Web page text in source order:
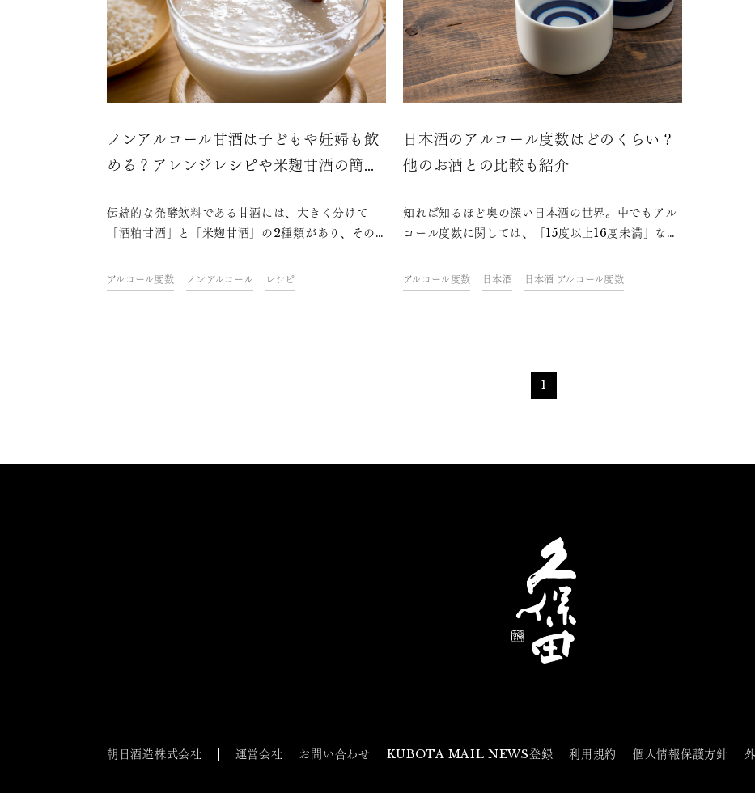
ノンアルコール甘酒は子どもや妊婦も飲
める？アレンジレシピや米麹甘酒の簡単
伝統的な発酵飲料である甘酒には、大きく分けて
「酒粕甘酒」と「米麹甘酒」の2種類があり、その
酒粕と米麹の違いやノンアルコール甘酒についての
解説、甘酒をよりおいしく楽しめるアレンジレシ
アルコール度数 ノンアルコール レシピ
日本酒のアルコール度数はどのくらい？
他のお酒との比較も紹介
知れば知るほど奥の深い日本酒の世界。中でもアル
コール度数に関しては、「15度以上16度未満」など
（％）表示と異なっていたりと、わかりにくさを感
じる方も多いのではないでしょうか。この記事で
アルコール度数 日本酒 日本酒 アルコール度数
1
朝日酒造株式会社 運営会社 お問い合わせ KUBOTA MAIL NEWS登録 利用規約 個人情報保護方針